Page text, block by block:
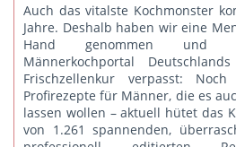
Auch das vitalste Kochmonster
Jahre. Deshalb haben wir eine
Hand genommen und
Männerkochportal
Frischzellenkur verpasst:
Profirezepte für Männer, die es
lassen wollen – aktuell hütet das
von 1.261 spannenden,